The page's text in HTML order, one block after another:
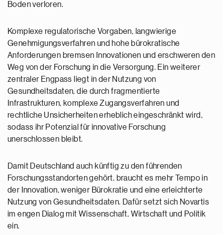
Boden verloren.
Komplexe regulatorische Vorgaben, langwierige
Genehmigungsverfahren und hohe bürokratische
Anforderungen bremsen Innovationen und erschweren den
Weg von der Forschung in die Versorgung. Ein weiterer
zentraler Engpass liegt in der Nutzung von
Gesundheitsdaten, die durch fragmentierte
Infrastrukturen, komplexe Zugangsverfahren und
rechtliche Unsicherheiten erheblich eingeschränkt wird,
sodass ihr Potenzial für innovative Forschung
unerschlossen bleibt.
Damit Deutschland auch künftig zu den führenden
Forschungsstandorten gehört, braucht es mehr Tempo in
der Innovation, weniger Bürokratie und eine erleichterte
Nutzung von Gesundheitsdaten. Dafür setzt sich Novartis
im engen Dialog mit Wissenschaft, Wirtschaft und Politik
ein.